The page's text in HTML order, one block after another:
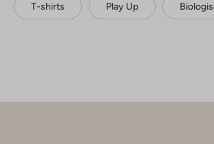
T-shirts Play Up